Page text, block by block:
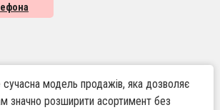
модель продажів, яка дозволяє
значно розширити асортимент без